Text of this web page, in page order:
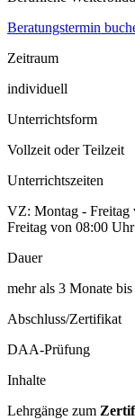
Beratungstermin
Zeitraum
individuell
Unterrichtsform
Vollzeit oder Teilzeit
Unterrichtszeiten
VZ: Montag - Freitag
Freitag von 08:00
Dauer
mehr als 3 Monate
Abschluss/Zertifikat
DAA-Prüfung
Inhalte
Lehrgänge zum